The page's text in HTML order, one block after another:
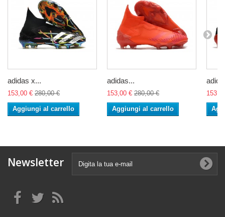
adidas x...
153,00 € 280,00 €
Aggiungi al carrello
adidas...
153,00 € 280,00 €
Aggiungi al carrello
Newsletter